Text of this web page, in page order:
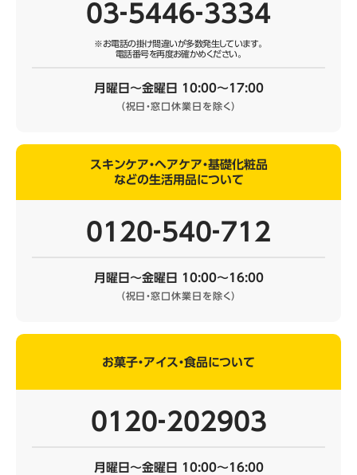
03‐5446‐3334
※お電話の掛け間違いが多数発生しています。
電話番号を再度お確かめください。
月曜日～金曜日 10:00～17:00
（祝日・窓口休業日を除く）
スキンケア・ヘアケア・基礎化粧品
などの生活用品について
0120‐540‐712
月曜日～金曜日 10:00～16:00
（祝日・窓口休業日を除く）
お菓子・アイス・食品について
0120‐202903
月曜日～金曜日 10:00～16:00